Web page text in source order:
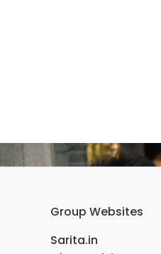
Group Websites
Sarita.in